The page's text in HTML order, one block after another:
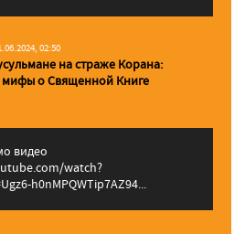
02:50
на страже Корана:
мифы о Священной Книге
видео
watch?
h0nMPQWTip7AZ94...